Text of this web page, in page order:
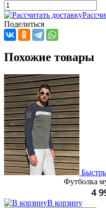
Поделиться
Похожие товары
Футболка
4
В корзину